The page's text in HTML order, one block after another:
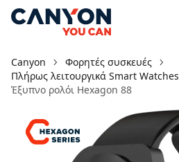
Canyon
Φορητές συσκευές
Πλήρως λειτουργικά Smart Watches
Έξυπνο ρολόι Hexagon 88